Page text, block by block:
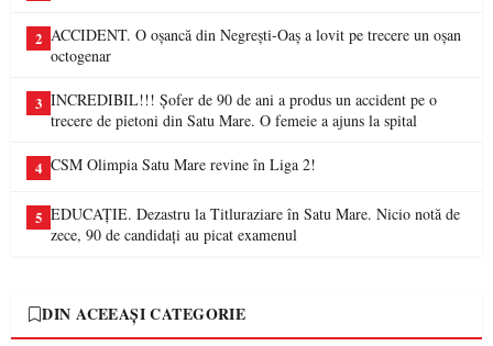
2 ACCIDENT. O oșancă din Negrești-Oaș a lovit pe trecere un oșan
octogenar
3 INCREDIBIL!!! Șofer de 90 de ani a produs un accident pe o
trecere de pietoni din Satu Mare. O femeie a ajuns la spital
4 CSM Olimpia Satu Mare revine în Liga 2!
5 EDUCAȚIE. Dezastru la Titluraziare în Satu Mare. Nicio notă de
zece, 90 de candidați au picat examenul
DIN ACEEAȘI CATEGORIE